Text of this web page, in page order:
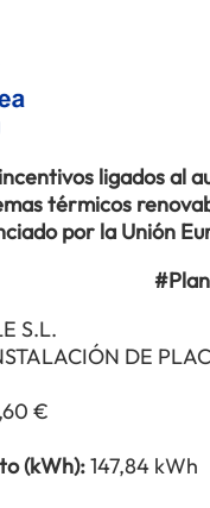
ligados al
térmicos
por la Unión
S.L.
DE
€
(kWh):147,84 kWh